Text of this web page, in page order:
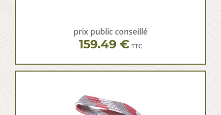
prix public conseillé
159.49 € TTC